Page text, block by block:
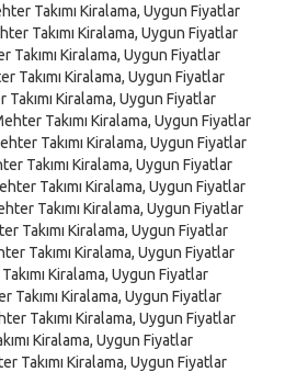
Takımı Kiralama, Uygun Fiyatlar
Takımı Kiralama, Uygun Fiyatlar
Takımı Kiralama, Uygun Fiyatlar
Takımı Kiralama, Uygun Fiyatlar
Kiralama, Uygun Fiyatlar
Takımı Kiralama, Uygun Fiyatlar
Takımı Kiralama, Uygun Fiyatlar
Takımı Kiralama, Uygun Fiyatlar
Takımı Kiralama, Uygun Fiyatlar
Takımı Kiralama, Uygun Fiyatlar
Takımı Kiralama, Uygun Fiyatlar
Takımı Kiralama, Uygun Fiyatlar
Kiralama, Uygun Fiyatlar
Takımı Kiralama, Uygun Fiyatlar
Takımı Kiralama, Uygun Fiyatlar
Kiralama, Uygun Fiyatlar
Takımı Kiralama, Uygun Fiyatlar